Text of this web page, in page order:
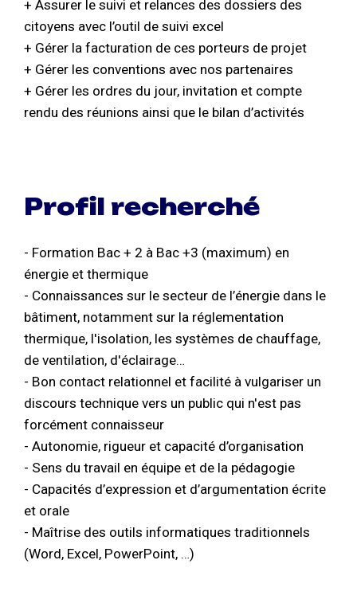
+ Assurer le suivi et relances des dossiers des
citoyens avec l’outil de suivi excel
+ Gérer la facturation de ces porteurs de projet
+ Gérer les conventions avec nos partenaires
+ Gérer les ordres du jour, invitation et compte
rendu des réunions ainsi que le bilan d’activités
Profil recherché
- Formation Bac + 2 à Bac +3 (maximum) en
énergie et thermique
- Connaissances sur le secteur de l’énergie dans le
bâtiment, notamment sur la réglementation
thermique, l'isolation, les systèmes de chauffage,
de ventilation, d'éclairage…
- Bon contact relationnel et facilité à vulgariser un
discours technique vers un public qui n'est pas
forcément connaisseur
- Autonomie, rigueur et capacité d’organisation
- Sens du travail en équipe et de la pédagogie
- Capacités d’expression et d’argumentation écrite
et orale
- Maîtrise des outils informatiques traditionnels
(Word, Excel, PowerPoint, …)